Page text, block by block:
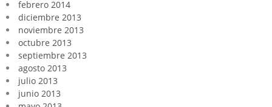
febrero 2014
diciembre 2013
noviembre 2013
octubre 2013
septiembre 2013
agosto 2013
julio 2013
junio 2013